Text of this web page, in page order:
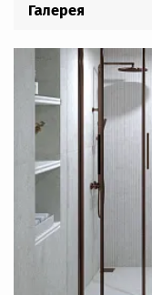
Галерея